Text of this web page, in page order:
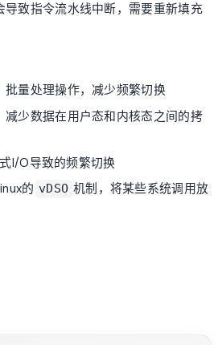
导致指令流水线中断，需要重新填充
批量处理操作，减少频繁切换
减少数据在用户态和内核态之间的拷
I/O导致的频繁切换
的 vDSO 机制，将某些系统调用放